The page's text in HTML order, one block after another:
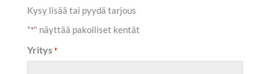
Kysy lisää tai pyydä tarjous
"*" näyttää pakolliset kentät
Yritys *